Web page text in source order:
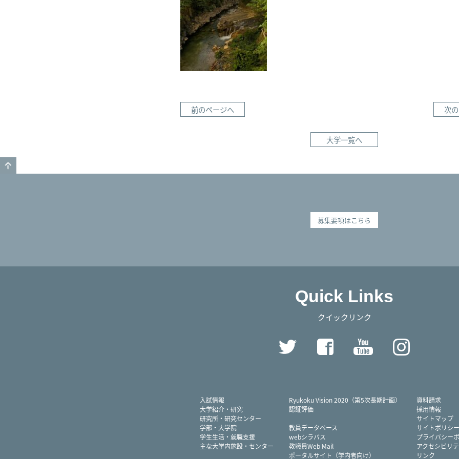
前のページへ 次
大学一覧へ
募集要項はこちら
Quick Links
クイックリンク
Twitter FacebookYouTube
入試情報
大学紹介・研究
研究所・研究センター
学部・大学院
学生生活・就職支援
主な大学内施設・センター
Ryukoku Vision 2020（第5次長期計画）
認証評価
教員データベース
webシラバス
教職員Web Mail
ポータルサイト（学内者向け）
資料請求
採用情報
サイトマップ
サイトポリシー
プライバシー
アクセシビリ
リンク